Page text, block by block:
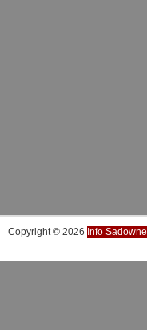
Copyright © 2026 Info Sadowne